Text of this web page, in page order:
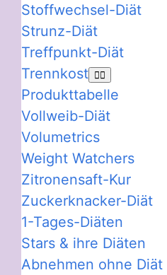
Stoffwechsel-Diät
Strunz-Diät
Treffpunkt-Diät
Trennkost
Produkttabelle
Vollweib-Diät
Volumetrics
Weight Watchers
Zitronensaft-Kur
Zuckerknacker-Diät
1-Tages-Diäten
Stars & ihre Diäten
Abnehmen ohne Diät